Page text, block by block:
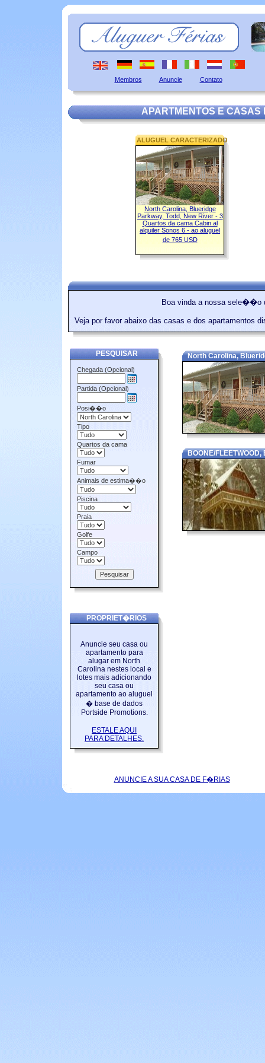
Membros Anuncie Contato
APARTMENTOS E CASAS
ALUGUEL CARACTERIZADO
North Carolina, Blueridge
Parkway, Todd, New River - 3
Quartos da cama Cabin al
alquiler Sonos 6 - ao aluguel
de 765 USD
Boa vinda a nossa sele��o
Veja por favor abaixo das casas e dos apartamentos
PESQUISAR
Chegada (Opcional)
Partida (Opcional)
Posi��o
Tipo
Quartos da cama
Fumar
Animais de estima��o
Piscina
Praia
Golfe
Campo
PROPRIET�RIOS
Anuncie seu casa ou
apartamento para
alugar em North
Carolina nestes local e
lotes mais adicionando
seu casa ou
apartamento ao aluguel
� base de dados
Portside Promotions.
ESTALE AQUI
PARA DETALHES.
North Carolina,
BOONE/FLEETWOOD,
ANUNCIE A SUA CASA DE F�RIAS